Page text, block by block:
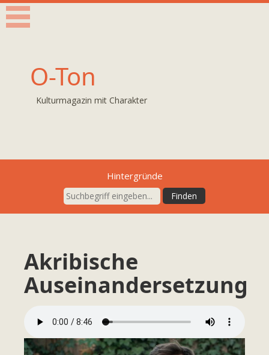
O-Ton
Kulturmagazin mit Charakter
Hintergründe
Akribische
Auseinandersetzung